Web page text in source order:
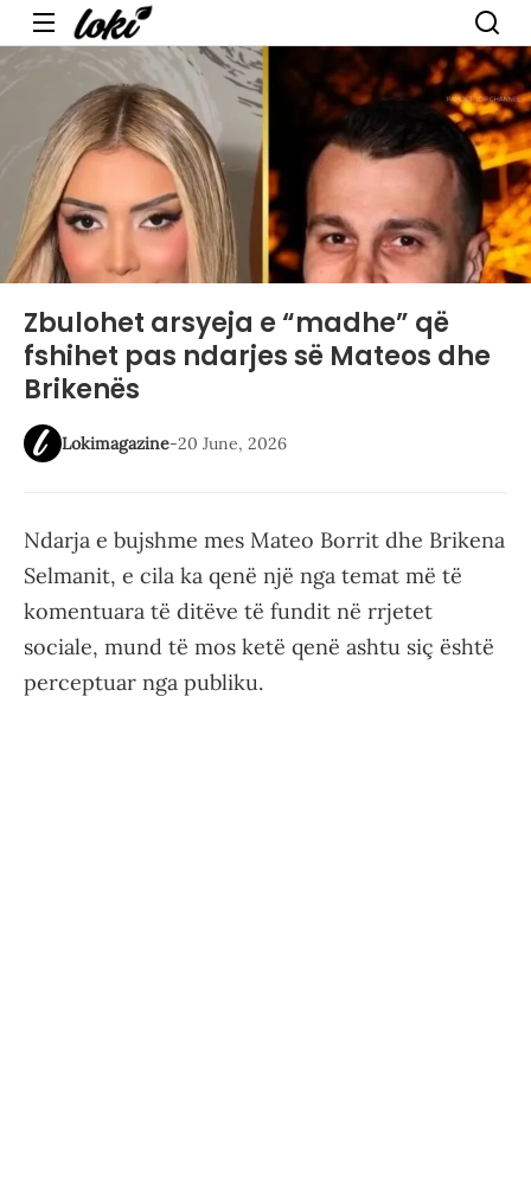
Menu
Zbulohet arsyeja e “madhe” që
fshihet pas ndarjes së Mateos dhe
Brikenës
Lokimagazine-20 June, 2026
Ndarja e bujshme mes Mateo Borrit dhe Brikena
Selmanit, e cila ka qenë një nga temat më të
komentuara të ditëve të fundit në rrjetet
sociale, mund të mos ketë qenë ashtu siç është
perceptuar nga publiku.